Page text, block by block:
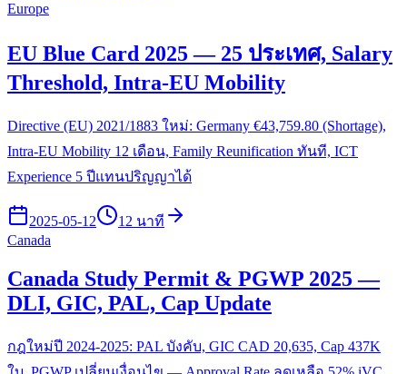
Europe
EU Blue Card 2025 — 25 ประเทศ, Salary
Threshold, Intra-EU Mobility
Directive (EU) 2021/1883 ใหม่: Germany €43,759.80 (Shortage),
Intra-EU Mobility 12 เดือน, Family Reunification ทันที, ICT
Experience 5 ปีแทนปริญญาได้
2025-05-12
12 นาที
Canada
Canada Study Permit & PGWP 2025 —
DLI, GIC, PAL, Cap Update
กฎใหม่ปี 2024-2025: PAL บังคับ, GIC CAD 20,635, Cap 437K